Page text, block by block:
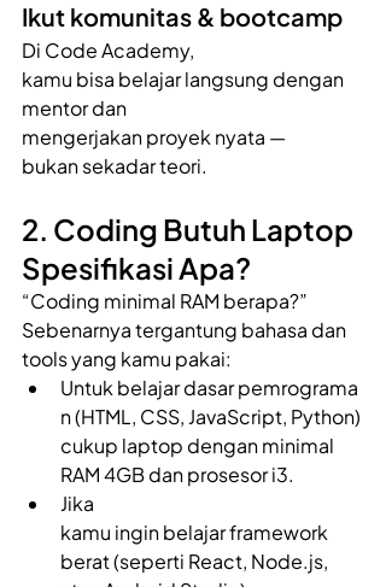
Ikut komunitas & bootcamp
Di Code Academy,
kamu bisa belajar langsung dengan
mentor dan
mengerjakan proyek nyata —
bukan sekadar teori.
2. Coding Butuh Laptop
Spesifikasi Apa?
“Coding minimal RAM berapa?”
Sebenarnya tergantung bahasa dan
tools yang kamu pakai:
Untuk belajar dasar pemrograma
n (HTML, CSS, JavaScript, Python)
cukup laptop dengan minimal
RAM 4GB dan prosesor i3.
Jika
kamu ingin belajar framework
berat (seperti React, Node.js,